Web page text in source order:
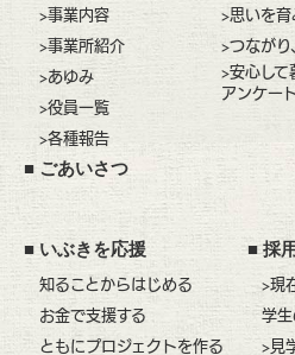
>事業内容
>事業所紹介
>あゆみ
>役員一覧
>各種報告
■ごあいさつ
>思いを
>つながり
>安心して
アンケー
■いぶきを応援
知ることからはじめる
お金で支援する
ともにプロジェクトを作る
■採
>現
学生
>見